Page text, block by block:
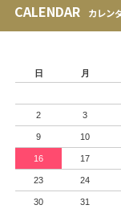
CALENDAR カレン
日
月
2 3
9 10
16 17
23 24
30 31